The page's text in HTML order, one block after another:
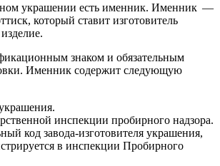
украшении есть именник. Именник —
который ставит изготовитель
знаком и обязательным
Именник содержит следующую
инспекции пробирного надзора.
код завода-изготовителя украшения,
в инспекции Пробирного